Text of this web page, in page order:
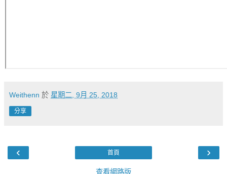
Weithenn 於 星期二, 9月 25, 2018
分享
‹ ›
首頁
查看網路版